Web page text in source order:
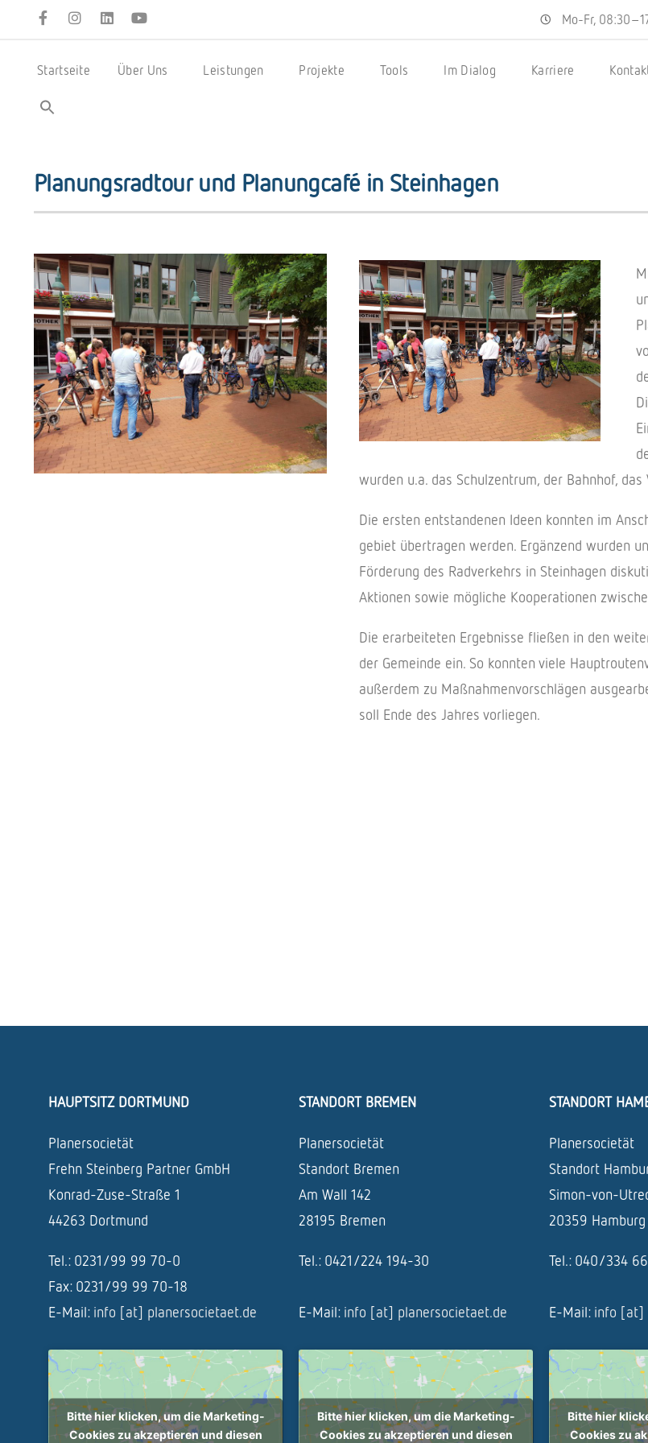
Mo-Fr,
Startseite Über Uns Leistungen Projekte Tools Im Dialog Karriere
Planungsradtour und Planungcafé in Steinhagen
wurden u.a. das Schul­zen­trum, der Bahn­hof,
Die ersten entstan­de­nen Ideen konn­ten im
gebiet über­tra­gen werden. Ergän­zend wurden
Förde­rung des Radver­kehrs in Stein­ha­gen
Aktio­nen sowie mögli­che Koope­ra­tio­nen
Die erar­bei­te­ten Ergeb­nisse flie­ßen in den
der Gemeinde ein. So konn­ten viele
außer­dem zu Maßnah­men­vor­schlä­gen
soll Ende des Jahres vorliegen.
HAUPTSITZ DORTMUND
Planersocietät
Frehn Steinberg Partner GmbH
Konrad-Zuse-Straße 1
44263 Dortmund
Tel.: 0231/99 99 70-0
Fax: 0231/99 99 70-18
E-Mail: info [at] planersocietaet.de
STANDORT BREMEN
Planersocietät
Standort Bremen
Am Wall 142
28195 Bremen
Tel.: 0421/224 194-30
E-Mail: info [at] planersocietaet.de
STANDORT
Planersocietät
Standort
Simon-von-
20359 Hamburg
Tel.: 040/334
E-Mail: info [at]
Bitte hier klicken, um die Marketing-
Cookies zu akzeptieren und diesen
Bitte hier klicken, um die Marketing-
Cookies zu akzeptieren und diesen
Bitte hier
Cookies zu